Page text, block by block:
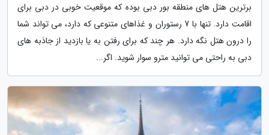
برترین هتل های منطقه بور دبی بوده که موقعیت خوبی در دبی برای
اقامت دارد. تنها با 7 رستوران و غذاهای متنوعی که دارد، می تواند شما
را درون هتل نگه دارد. هر چند که برای رفتن به یا بازدید از جاذبه های
دبی به راحتی می توانید مترو سوار شوید. اگر...